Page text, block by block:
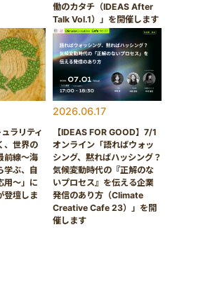
働のカタチ（IDEAS After
Talk Vol.1）」を開催します
ラリティ
、世界の
前線〜海
学ぶ、自
用〜」に
登壇しま
2026.06.17
【IDEAS FOR GOOD】7/1
オンライン「語ればウォッ
シング、黙ればハッシング？
気候変動時代の『正解のな
いプロセス』を伝える企業
発信のあり方（Climate
Creative Cafe 23）」を開
催します